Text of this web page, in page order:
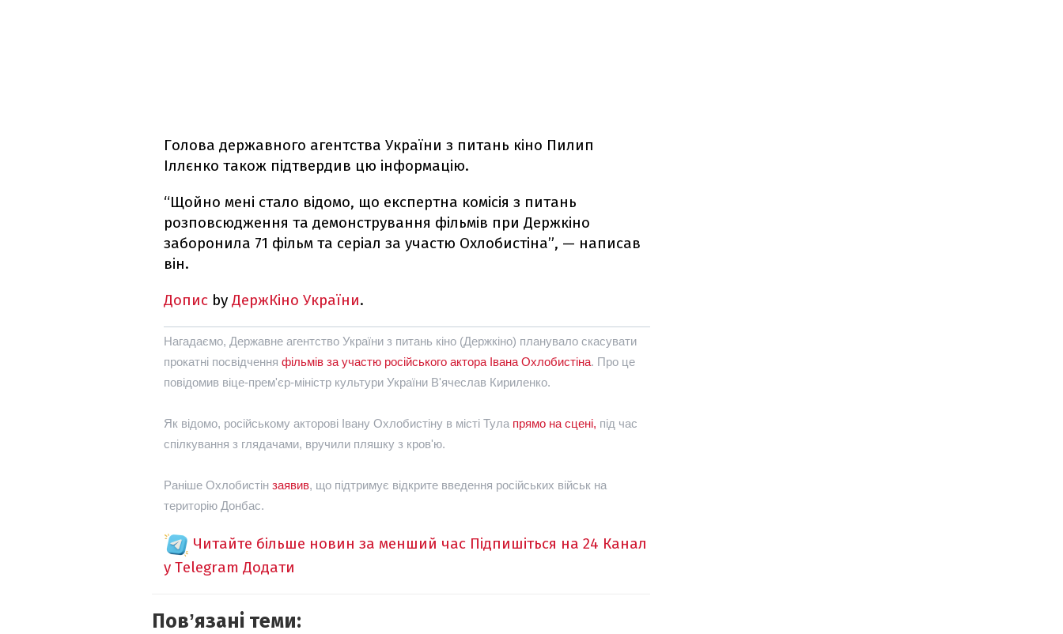
Голова державного агентства України з питань кіно Пилип
Іллєнко також підтвердив цю інформацію.
“Щойно мені стало відомо, що експертна комісія з питань
розповсюдження та демонстрування фільмів при Держкіно
заборонила 71 фільм та серіал за участю Охлобистіна”, — написав
він.
Допис by ДержКіно України.
Нагадаємо, Державне агентство України з питань кіно (Держкіно) планувало скасувати
прокатні посвідчення фільмів за участю російського актора Івана Охлобистіна. Про це
повідомив віце-прем'єр-міністр культури України В'ячеслав Кириленко.
Як відомо, російському акторові Івану Охлобистіну в місті Тула прямо на сцені, під час
спілкування з глядачами, вручили пляшку з кров'ю.
Раніше Охлобистін заявив, що підтримує відкрите введення російських військ на
територію Донбас.
Читайте більше новин за менший час Підпишіться на 24 Канал
у Telegram Додати
Повʼязані теми: